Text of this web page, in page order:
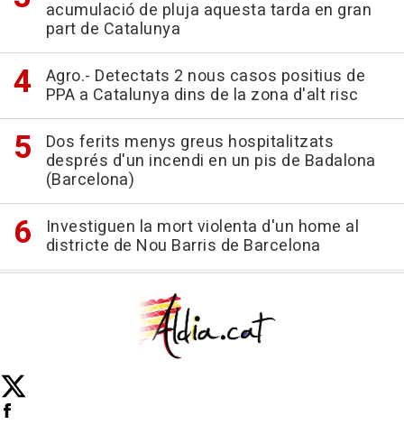
acumulació de pluja aquesta tarda en gran
part de Catalunya
Agro.- Detectats 2 nous casos positius de
PPA a Catalunya dins de la zona d'alt risc
Dos ferits menys greus hospitalitzats
després d'un incendi en un pis de Badalona
(Barcelona)
Investiguen la mort violenta d'un home al
districte de Nou Barris de Barcelona